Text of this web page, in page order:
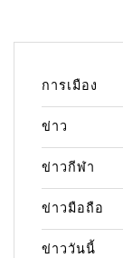
การเมือง
ข่าว
ข่าวกีฬา
ข่าวมือถือ
ข่าววันนี้